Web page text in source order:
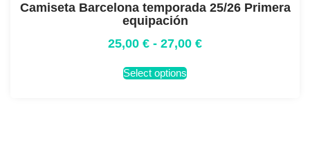
Camiseta Barcelona temporada 25/26 Primera
equipación
25,00 € - 27,00 €
Select options